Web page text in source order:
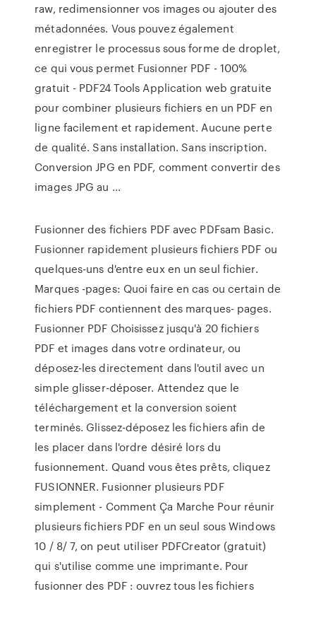
raw, redimensionner vos images ou ajouter des
métadonnées. Vous pouvez également
enregistrer le processus sous forme de droplet,
ce qui vous permet Fusionner PDF - 100%
gratuit - PDF24 Tools Application web gratuite
pour combiner plusieurs fichiers en un PDF en
ligne facilement et rapidement. Aucune perte
de qualité. Sans installation. Sans inscription.
Conversion JPG en PDF, comment convertir des
images JPG au ...
Fusionner des fichiers PDF avec PDFsam Basic.
Fusionner rapidement plusieurs fichiers PDF ou
quelques-uns d'entre eux en un seul fichier.
Marques -pages: Quoi faire en cas ou certain de
fichiers PDF contiennent des marques- pages.
Fusionner PDF Choisissez jusqu'à 20 fichiers
PDF et images dans votre ordinateur, ou
déposez-les directement dans l'outil avec un
simple glisser-déposer. Attendez que le
téléchargement et la conversion soient
terminés. Glissez-déposez les fichiers afin de
les placer dans l'ordre désiré lors du
fusionnement. Quand vous êtes prêts, cliquez
FUSIONNER. Fusionner plusieurs PDF
simplement - Comment Ça Marche Pour réunir
plusieurs fichiers PDF en un seul sous Windows
10 / 8/ 7, on peut utiliser PDFCreator (gratuit)
qui s'utilise comme une imprimante. Pour
fusionner des PDF : ouvrez tous les fichiers